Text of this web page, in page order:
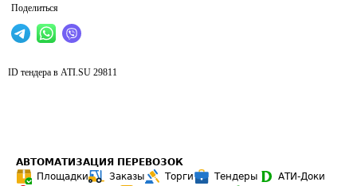
Поделиться
ID тендера в ATI.SU 29811
АВТОМАТИЗАЦИЯ ПЕРЕВОЗОК
Площадки
Заказы Торги Тендеры
АТИ-Доки